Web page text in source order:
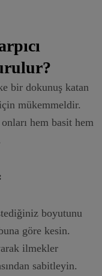
bir dokunuş katan
mükemmeldir.
hem basit hem
boyutunu
göre kesin.
ilmekler
sabitleyin.